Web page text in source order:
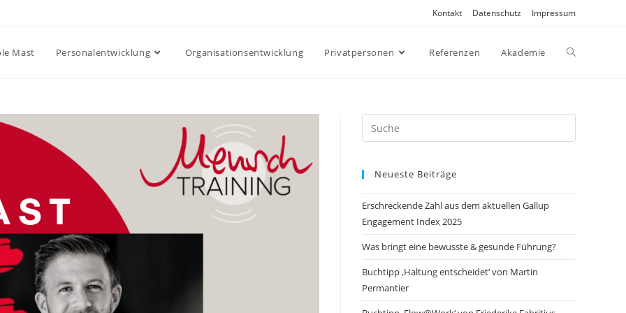
Kontakt Datenschutz Impressum
Mast Personalentwicklung Organisationsentwicklung Privatpersonen Referenzen Akademie
Search
this
Neueste Beiträge
Erschreckende Zahl aus dem aktuellen Gallup
Engagement Index 2025
Was bringt eine bewusste & gesunde Führung?
Buchtipp ‚Haltung entscheidet‘ von Martin
Permantier